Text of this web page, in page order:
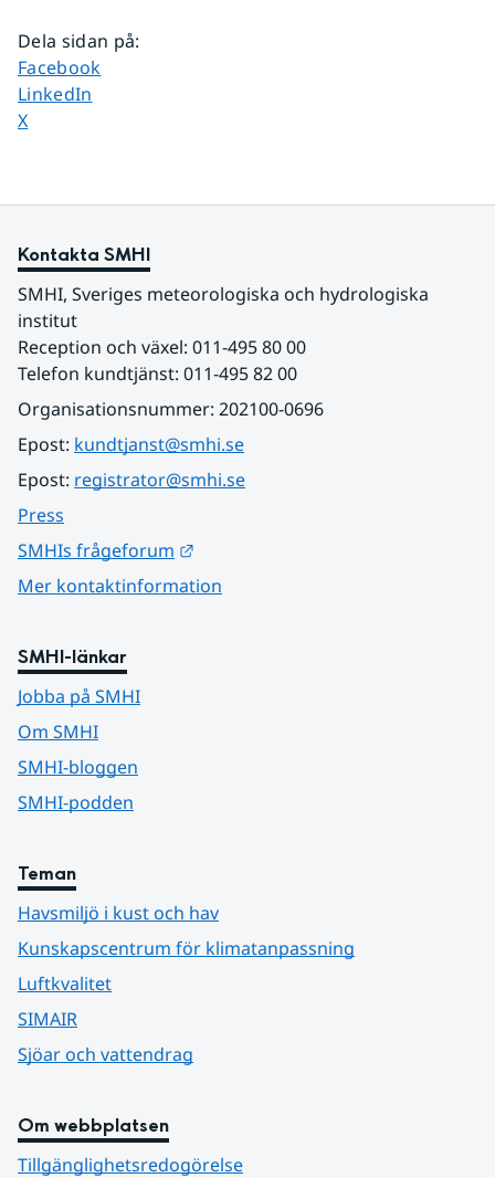
Dela sidan på:
Dela sidan på
Facebook
Dela sidan på
LinkedIn
Dela sidan på
X
Kontakta SMHI
SMHI, Sveriges meteorologiska och hydrologiska
institut
Reception och växel: 011-495 80 00
Telefon kundtjänst: 011-495 82 00
Organisationsnummer: 202100-0696
Epost: kundtjanst@smhi.se
Epost: registrator@smhi.se
Press
SMHIs frågeforum
Mer kontaktinformation
SMHI-länkar
Jobba på SMHI
Om SMHI
SMHI-bloggen
SMHI-podden
Teman
Havsmiljö i kust och hav
Kunskapscentrum för klimatanpassning
Luftkvalitet
SIMAIR
Sjöar och vattendrag
Om webbplatsen
Tillgänglighetsredogörelse